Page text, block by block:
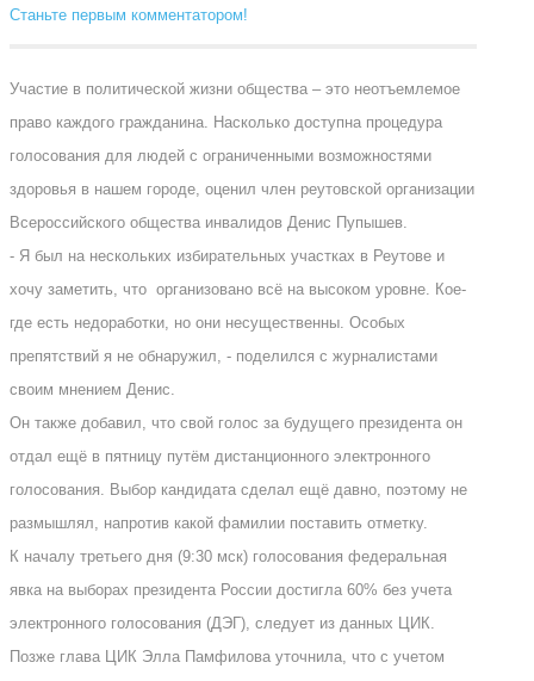
Станьте первым комментатором!
Участие в политической жизни общества – это неотъемлемое
право каждого гражданина. Насколько доступна процедура
голосования для людей с ограниченными возможностями
здоровья в нашем городе, оценил член реутовской организации
Всероссийского общества инвалидов Денис Пупышев.
- Я был на нескольких избирательных участках в Реутове и
хочу заметить, что организовано всё на высоком уровне. Кое-
где есть недоработки, но они несущественны. Особых
препятствий я не обнаружил, - поделился с журналистами
своим мнением Денис.
Он также добавил, что свой голос за будущего президента он
отдал ещё в пятницу путём дистанционного электронного
голосования. Выбор кандидата сделал ещё давно, поэтому не
размышлял, напротив какой фамилии поставить отметку.
К началу третьего дня (9:30 мск) голосования федеральная
явка на выборах президента России достигла 60% без учета
электронного голосования (ДЭГ), следует из данных ЦИК.
Позже глава ЦИК Элла Памфилова уточнила, что с учетом